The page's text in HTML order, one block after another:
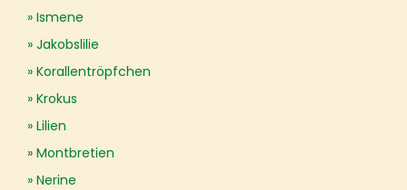
Ismene
Jakobslilie
Korallentröpfchen
Krokus
Lilien
Montbretien
Nerine